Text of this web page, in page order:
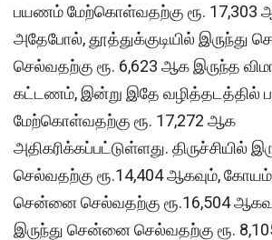
பயணம் மேற்கொள்வதற்கு ரூ. 17,303
அதேபோல், தூத்துக்குடியில் இருந்து
செல்வதற்கு ரூ. 6,623 ஆக இருந்த
கட்டணம், இன்று இதே வழித்தடத்தில்
மேற்கொள்வதற்கு ரூ. 17,272 ஆக
அதிகரிக்கப்பட்டுள்ளது. திருச்சியில்
செல்வதற்கு ரூ.14,404 ஆகவும்,
சென்னை செல்வதற்கு ரூ.16,504
இருந்து சென்னை செல்வதற்கு ரூ.